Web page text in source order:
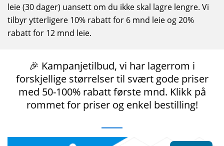
leie (30 dager) uansett om du ikke skal lagre lengre. Vi
tilbyr ytterligere 10% rabatt for 6 mnd leie og 20%
rabatt for 12 mnd leie.
🎉 Kampanjetilbud, vi har lagerrom i
forskjellige størrelser til svært gode priser
med 50-100% rabatt første mnd. Klikk på
rommet for priser og enkel bestilling!